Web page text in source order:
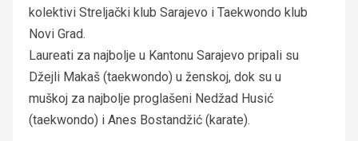
kolektivi Streljački klub Sarajevo i Taekwondo klub
Novi Grad.
Laureati za najbolje u Kantonu Sarajevo pripali su
Džejli Makaš (taekwondo) u ženskoj, dok su u
muškoj za najbolje proglašeni Nedžad Husić
(taekwondo) i Anes Bostandžić (karate).